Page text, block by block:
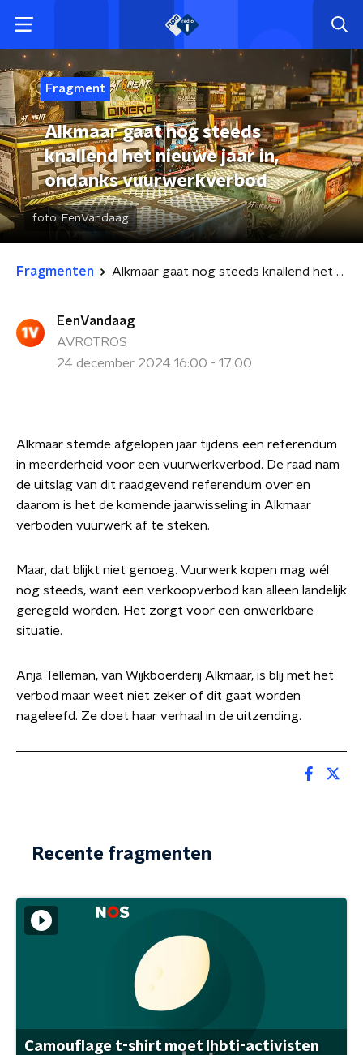
Fragment
Alkmaar gaat nog steeds
knallend het nieuwe jaar in,
ondanks vuurwerkverbod
foto:EenVandaag
Fragmenten Alkmaar gaat nog steeds knallend het nieuwe jaar in, ondanks vuurwerkverbod
EenVandaag
AVROTROS
24 december 2024 16:00 - 17:00
Alkmaar stemde afgelopen jaar tijdens een referendum
in meerderheid voor een vuurwerkverbod. De raad nam
de uitslag van dit raadgevend referendum over en
daarom is het de komende jaarwisseling in Alkmaar
verboden vuurwerk af te steken.
Maar, dat blijkt niet genoeg. Vuurwerk kopen mag wél
nog steeds, want een verkoopverbod kan alleen landelijk
geregeld worden. Het zorgt voor een onwerkbare
situatie.
Anja Telleman, van Wijkboerderij Alkmaar, is blij met het
verbod maar weet niet zeker of dit gaat worden
nageleefd. Ze doet haar verhaal in de uitzending.
Recente fragmenten
Camouflage t-shirt moet lhbti-activisten